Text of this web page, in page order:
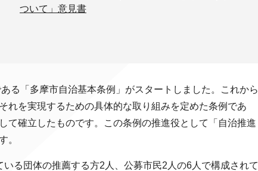
ついて」意見書
る「多摩市自治基本条例」がスタートしました。これから
れを実現するための具体的な取り組みを定めた条例であ
て確立したものです。この条例の推進役として「自治推進
。
る団体の推薦する方2人、公募市民2人の6人で構成されて